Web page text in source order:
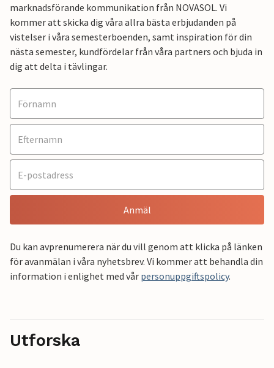
marknadsförande kommunikation från NOVASOL. Vi
kommer att skicka dig våra allra bästa erbjudanden på
vistelser i våra semesterboenden, samt inspiration för din
nästa semester, kundfördelar från våra partners och bjuda in
dig att delta i tävlingar.
Anmäl
Du kan avprenumerera när du vill genom att klicka på länken
för avanmälan i våra nyhetsbrev. Vi kommer att behandla din
information i enlighet med vår personuppgiftspolicy.
Utforska